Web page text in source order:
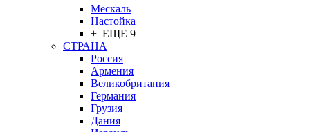
Мескаль
Настойка
+ ЕЩЕ 9
СТРАНА
Россия
Армения
Великобритания
Германия
Грузия
Дания